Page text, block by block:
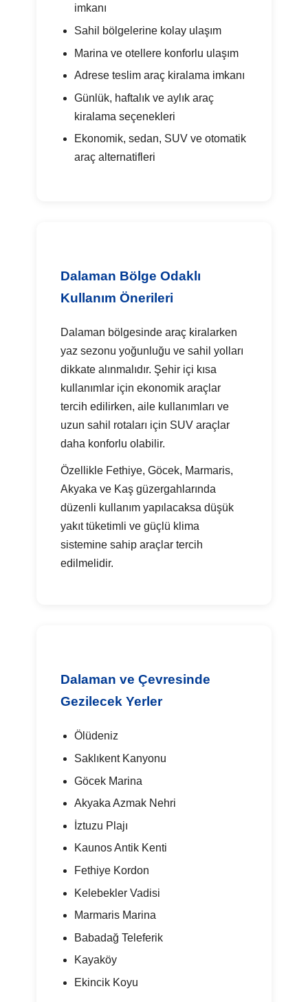
imkanı
Sahil bölgelerine kolay ulaşım
Marina ve otellere konforlu ulaşım
Adrese teslim araç kiralama imkanı
Günlük, haftalık ve aylık araç
kiralama seçenekleri
Ekonomik, sedan, SUV ve otomatik
araç alternatifleri
Dalaman Bölge Odaklı
Kullanım Önerileri
Dalaman bölgesinde araç kiralarken
yaz sezonu yoğunluğu ve sahil yolları
dikkate alınmalıdır. Şehir içi kısa
kullanımlar için ekonomik araçlar
tercih edilirken, aile kullanımları ve
uzun sahil rotaları için SUV araçlar
daha konforlu olabilir.
Özellikle Fethiye, Göcek, Marmaris,
Akyaka ve Kaş güzergahlarında
düzenli kullanım yapılacaksa düşük
yakıt tüketimli ve güçlü klima
sistemine sahip araçlar tercih
edilmelidir.
Dalaman ve Çevresinde
Gezilecek Yerler
Ölüdeniz
Saklıkent Kanyonu
Göcek Marina
Akyaka Azmak Nehri
İztuzu Plajı
Kaunos Antik Kenti
Fethiye Kordon
Kelebekler Vadisi
Marmaris Marina
Babadağ Teleferik
Kayaköy
Ekincik Koyu